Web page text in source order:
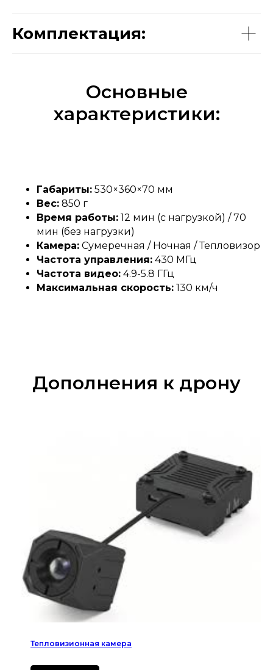
Комплектация:
Основные
характеристики:
Габариты: 530×360×70 мм
Вес: 850 г
Время работы: 12 мин (с нагрузкой) / 70
мин (без нагрузки)
Камера: Сумеречная / Ночная / Тепловизор
Частота управления: 430 МГц
Частота видео: 4.9-5.8 ГГц
Максимальная скорость: 130 км/ч
Дополнения к дрону
Тепловизионная камера